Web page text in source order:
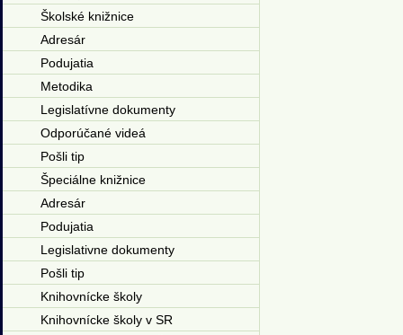
Školské knižnice
Adresár
Podujatia
Metodika
Legislatívne dokumenty
Odporúčané videá
Pošli tip
Špeciálne knižnice
Adresár
Podujatia
Legislativne dokumenty
Pošli tip
Knihovnícke školy
Knihovnícke školy v SR